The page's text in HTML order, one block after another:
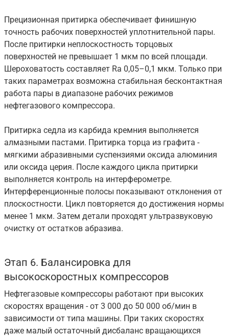
Прецизионная притирка обеспечивает финишную
точность рабочих поверхностей уплотнительной пары.
После притирки неплоскостность торцовых
поверхностей не превышает 1 мкм по всей площади.
Шероховатость составляет Ra 0,05–0,1 мкм. Только при
таких параметрах возможна стабильная бесконтактная
работа пары в диапазоне рабочих режимов
нефтегазового компрессора.
Притирка седла из карбида кремния выполняется
алмазными пастами. Притирка торца из графита -
мягкими абразивными суспензиями оксида алюминия
или оксида церия. После каждого цикла притирки
выполняется контроль на интерферометре.
Интерференционные полосы показывают отклонения от
плоскостности. Цикл повторяется до достижения нормы
менее 1 мкм. Затем детали проходят ультразвуковую
очистку от остатков абразива.
Этап 6. Балансировка для
высокоскоростных компрессоров
Нефтегазовые компрессоры работают при высоких
скоростях вращения - от 3 000 до 50 000 об/мин в
зависимости от типа машины. При таких скоростях
даже малый остаточный дисбаланс вращающихся